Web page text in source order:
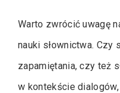
Warto zwrócić uwagę
nauki słownictwa.
zapamiętania, czy też
w kontekście